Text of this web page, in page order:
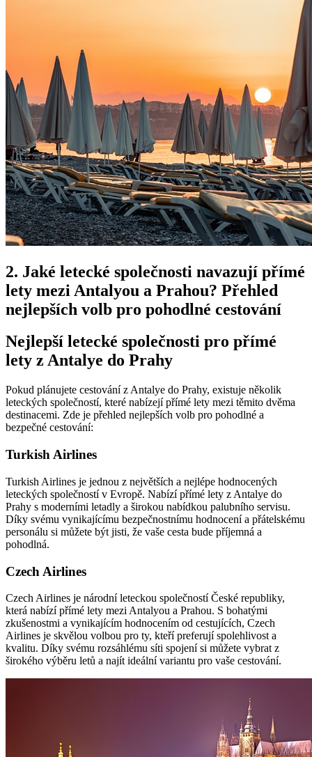
2. Jaké letecké společnosti navazují přímé
lety mezi Antalyou a Prahou? Přehled
nejlepších volb pro pohodlné cestování
Nejlepší letecké společnosti pro přímé
lety z Antalye do Prahy
Pokud plánujete cestování z Antalye do Prahy, existuje několik
leteckých společností, které nabízejí přímé lety mezi těmito dvěma
destinacemi. Zde je přehled nejlepších volb pro pohodlné a
bezpečné cestování:
Turkish Airlines
Turkish Airlines je jednou z největších a nejlépe hodnocených
leteckých společností v Evropě. Nabízí přímé lety z Antalye do
Prahy s moderními letadly a širokou nabídkou palubního servisu.
Díky svému vynikajícímu bezpečnostnímu hodnocení a přátelskému
personálu si můžete být jisti, že vaše cesta bude příjemná a
pohodlná.
Czech Airlines
Czech Airlines je národní leteckou společností České republiky,
která nabízí přímé lety mezi Antalyou a Prahou. S bohatými
zkušenostmi a vynikajícím hodnocením od cestujících, Czech
Airlines je skvělou volbou pro ty, kteří preferují spolehlivost a
kvalitu. Díky svému rozsáhlému síti spojení si můžete vybrat z
širokého výběru letů a najít ideální variantu pro vaše cestování.